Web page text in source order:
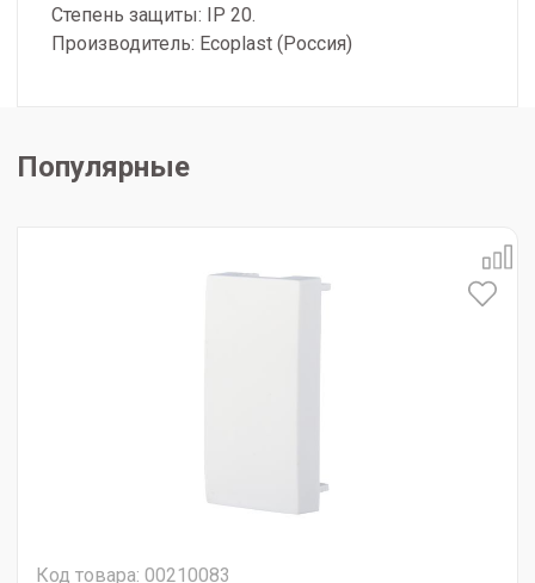
Степень защиты: IP 20.
Производитель: Ecoplast (Россия)
Популярные
Код товара: 00210083